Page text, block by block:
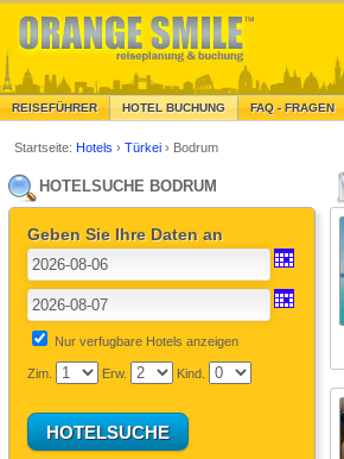
REISEFÜHRER HOTEL BUCHUNG FAQ - FRAGEN
Startseite:Hotels›Türkei› Bodrum
HOTELSUCHE BODRUM
Geben Sie Ihre Daten an
Nur verfugbare Hotels anzeigen
Zim. Erw. Kind.